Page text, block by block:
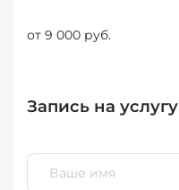
от 9 000 руб.
Запись на услугу